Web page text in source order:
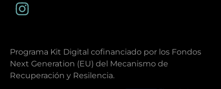
Programa Kit Digital cofinanciado por los Fondos
Next Generation (EU) del Mecanismo de
Recuperación y Resilencia.